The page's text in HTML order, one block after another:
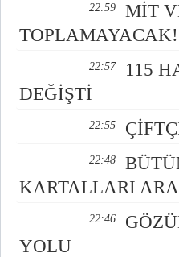
22:59
MİT
TOPLAMAYACAK!
22:57
115
DEĞİŞTİ
22:55
22:48
KARTALLARI
22:46
YOLU